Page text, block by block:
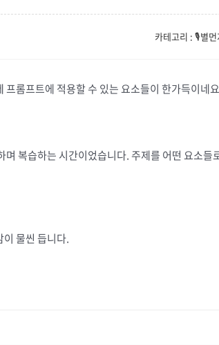
카테고리 : 🎙️별먼
롬프트에 적용할 수 있는 요소들이 한가득이네
복습하는 시간이었습니다. 주제를 어떤 요소
물씬 듭니다.